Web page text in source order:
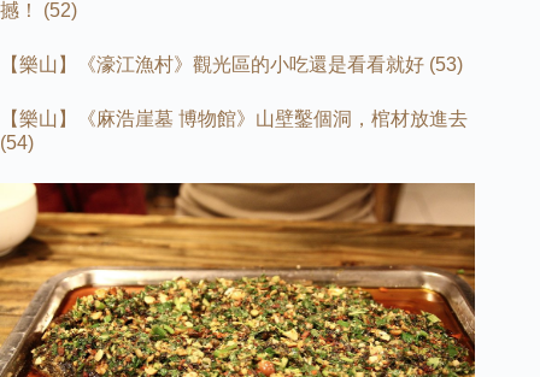
撼！
(52)
【樂山】《濠江漁村》觀光區的小吃還是看看就好 (53)
【樂山】《麻浩崖墓 博物館》山壁鑿個洞，棺材放進去
(54)